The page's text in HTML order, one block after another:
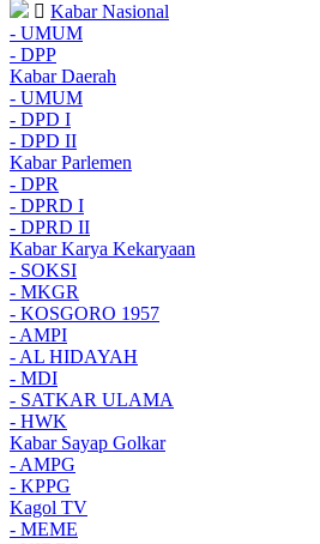
Kabar Nasional
- UMUM
- DPP
Kabar Daerah
- UMUM
- DPD I
- DPD II
Kabar Parlemen
- DPR
- DPRD I
- DPRD II
Kabar Karya Kekaryaan
- SOKSI
- MKGR
- KOSGORO 1957
- AMPI
- AL HIDAYAH
- MDI
- SATKAR ULAMA
- HWK
Kabar Sayap Golkar
- AMPG
- KPPG
Kagol TV
- MEME